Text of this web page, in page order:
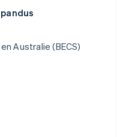
Australie (BECS)